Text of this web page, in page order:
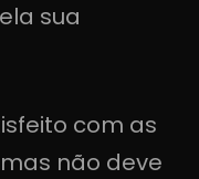
sua
com as
não deve